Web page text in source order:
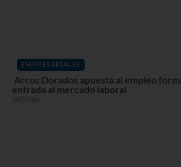
EMPRESARIALES
Arcos Dorados apuesta al empleo
entrada al mercado laboral
29/07/26